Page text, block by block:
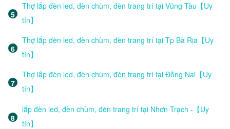
Thợ lắp đèn led, đèn chùm, đèn trang trí tại Vũng Tàu【Uy
tín】
Thợ lắp đèn led, đèn chùm, đèn trang trí tại Tp Bà Rịa【Uy
tín】
Thợ lắp đèn led, đèn chùm, đèn trang trí tại Đồng Nai【Uy
tín】
lắp đèn led, đèn chùm, đèn trang trí tại Nhơn Trạch -【Uy
tín】